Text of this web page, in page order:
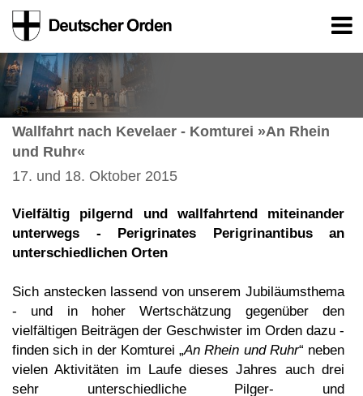
Wallfahrt nach Kevelaer - Komturei »An Rhein
und Ruhr«
17. und 18. Oktober 2015
Vielfältig pilgernd und wallfahrtend miteinander
unterwegs - Perigrinates Perigrinantibus an
unterschiedlichen Orten
Sich anstecken lassend von unserem Jubiläumsthema
- und in hoher Wertschätzung gegenüber den
vielfältigen Beiträgen der Geschwister im Orden dazu -
finden sich in der Komturei „An Rhein und Ruhr“ neben
vielen Aktivitäten im Laufe dieses Jahres auch drei
sehr unterschiedliche Pilger- und